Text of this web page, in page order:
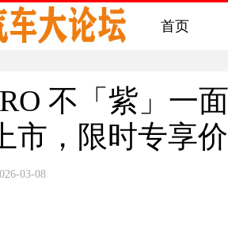
首页
不「紫」一
市，限时专享
03-08